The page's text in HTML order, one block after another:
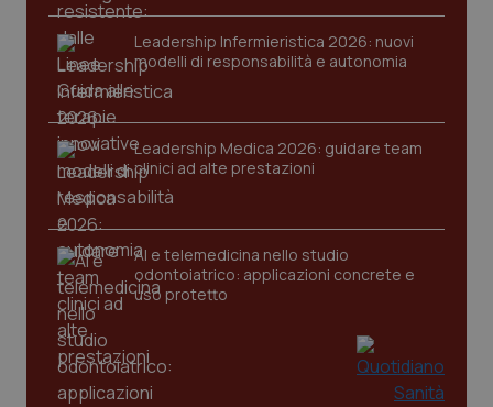
Leadership Infermieristica 2026: nuovi
modelli di responsabilità e autonomia
Leadership Medica 2026: guidare team
clinici ad alte prestazioni
AI e telemedicina nello studio
odontoiatrico: applicazioni concrete e
uso protetto
VISITOR_PRIVACY_METADATA
YouTube
.youtube.com
CookieScriptConsent
CookieScript
www.quotidianosanita.it